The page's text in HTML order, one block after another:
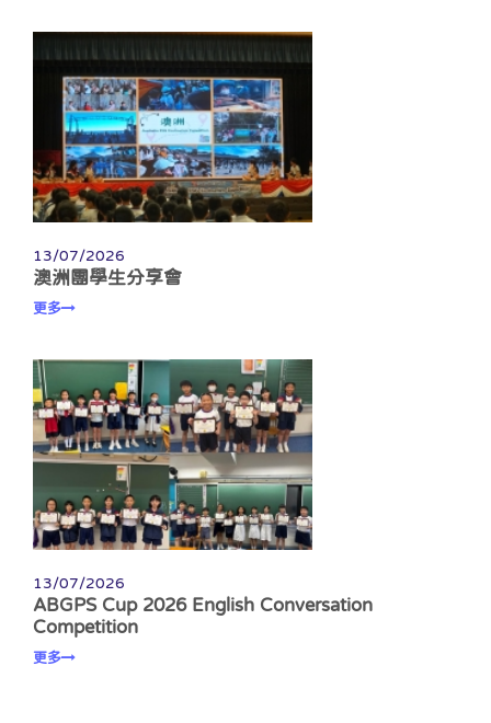
13/07/2026
澳洲團學生分享會
更多
13/07/2026
ABGPS Cup 2026 English Conversation
Competition
更多